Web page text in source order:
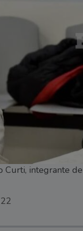
Curti, integrante